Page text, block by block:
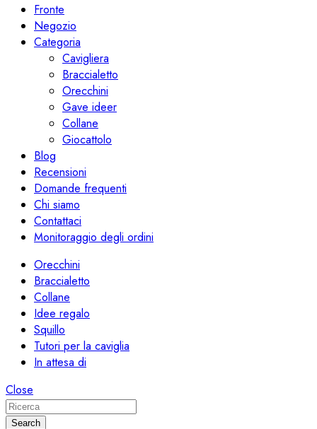
Fronte
Negozio
Categoria
Cavigliera
Braccialetto
Orecchini
Gave ideer
Collane
Giocattolo
Blog
Recensioni
Domande frequenti
Chi siamo
Contattaci
Monitoraggio degli ordini
Orecchini
Braccialetto
Collane
Idee regalo
Squillo
Tutori per la caviglia
In attesa di
Close
Search